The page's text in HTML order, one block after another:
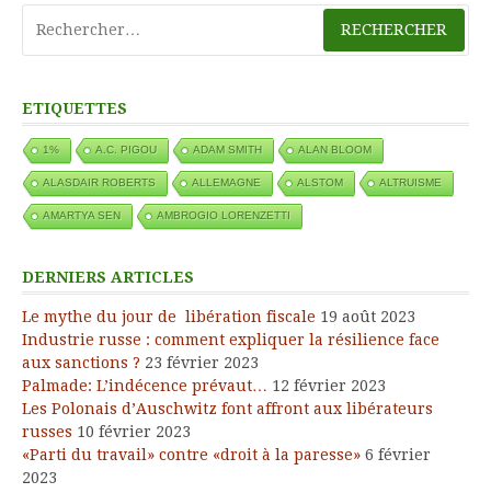
ETIQUETTES
1% A.C. PIGOU ADAM SMITH ALAN BLOOM
ALASDAIR ROBERTS ALLEMAGNE ALSTOM ALTRUISME
AMARTYA SEN AMBROGIO LORENZETTI
DERNIERS ARTICLES
Le mythe du jour de libération fiscale 19 août 2023
Industrie russe : comment expliquer la résilience face
aux sanctions ? 23 février 2023
Palmade: L’indécence prévaut… 12 février 2023
Les Polonais d’Auschwitz font affront aux libérateurs
russes 10 février 2023
«Parti du travail» contre «droit à la paresse» 6 février
2023